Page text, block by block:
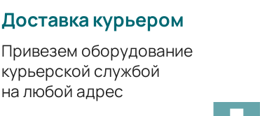
Доставка курьером
Привезем оборудование
курьерской службой
на любой адрес